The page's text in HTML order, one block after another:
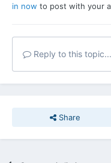
in now to post with your
Reply to this topic...
Share